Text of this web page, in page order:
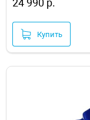
24 990 р.
Купить